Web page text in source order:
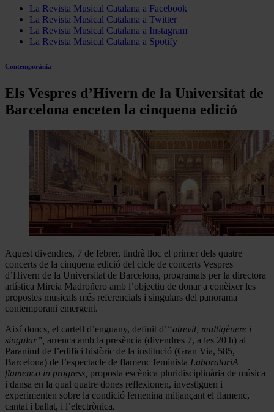
La Revista Musical Catalana a Facebook
La Revista Musical Catalana a Twitter
La Revista Musical Catalana a Instagram
La Revista Musical Catalana a Spotify
Contemporània
Els Vespres d’Hivern de la Universitat de
Barcelona enceten la cinquena edició
Aquest divendres, 7 de febrer, tindrà lloc el primer dels quatre
concerts de la cinquena edició del cicle de concerts Vespres
d’Hivern de la Universitat de Barcelona, programats per la directora
artística Mireia Madroñero amb l’objectiu de donar a conèixer les
propostes musicals més referencials i singulars del panorama
contemporani emergent.
Així doncs, el cartell d’enguany, definit d’“atrevit, multigènere i
singular”, arrenca amb la presència (divendres 7, a les 20 h) al
Paranimf de l’edifici històric de la institució (Gran Via, 585,
Barcelona) de l’espectacle de flamenc feminista LaboratoriA
flamenco in progress, proposta escènica pluridisciplinària de música
i dansa en la qual quatre dones reflexionen, investiguen i
experimenten sobre la condició femenina mitjançant el flamenc,
cantat i ballat, i l’electrònica.